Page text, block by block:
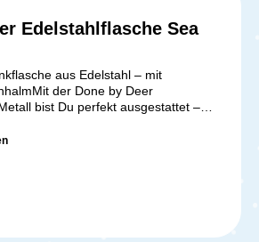
ihre Selbstständigkeit beim
entwickeln!Lieferumfang:Peekaboo
Pack
Edelstahlflasche Sea
aus Edelstahl – mit
der Done by Deer
bist Du perfekt ausgestattet –
sorgt für einfaches Trinken und
im Sommer vor ungebetenen
robusten 18/8 Edelstahls ist die
langlebig, unbeschichtet und frei
so bleibt der Geschmack immer
bringt maritimen Charme in den